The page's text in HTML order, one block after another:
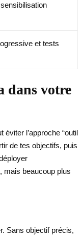
et tests
dans votre
l’approche “outil
de tes objectifs, puis
mais beaucoup plus
Sans objectif précis,